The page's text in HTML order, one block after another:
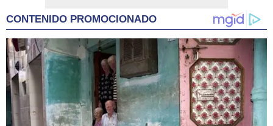
CONTENIDO PROMOCIONADO